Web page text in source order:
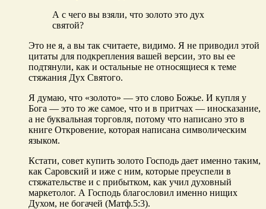
А с чего вы взяли, что золото это дух
святой?
Это не я, а вы так считаете, видимо. Я не приводил этой
цитаты для подкрепления вашей версии, это вы ее
подтянули, как и остальные не относящиеся к теме
стяжания Дух Святого.
Я думаю, что «золото» — это слово Божье. И купля у
Бога — это то же самое, что и в притчах — иносказание,
а не буквальная торговля, потому что написано это в
книге Откровение, которая написана символическим
языком.
Кстати, совет купить золото Господь дает именно таким,
как Саровский и иже с ним, которые преуспели в
стяжательстве и с прибытком, как учил духовный
маркетолог. А Господь благословил именно нищих
Духом, не богачей (Матф.5:3).